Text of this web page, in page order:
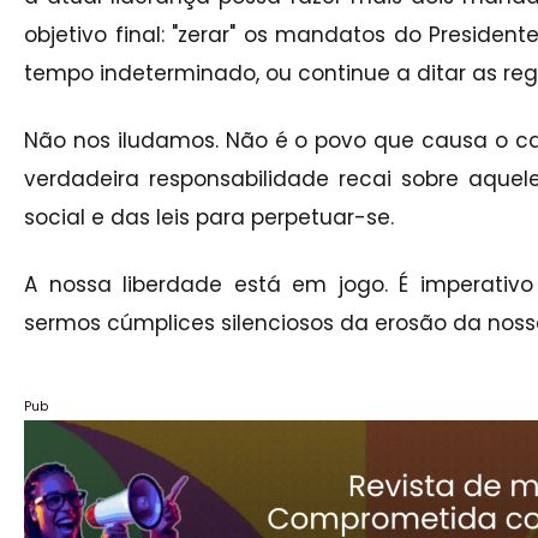
objetivo final: "zerar" os mandatos do
tempo indeterminado, ou continue a ditar as
Não nos iludamos. Não é o povo que causa o
verdadeira responsabilidade recai sobre
social e das leis para perpetuar-se.
A nossa liberdade está em jogo. É
sermos cúmplices silenciosos da erosão da
Pub